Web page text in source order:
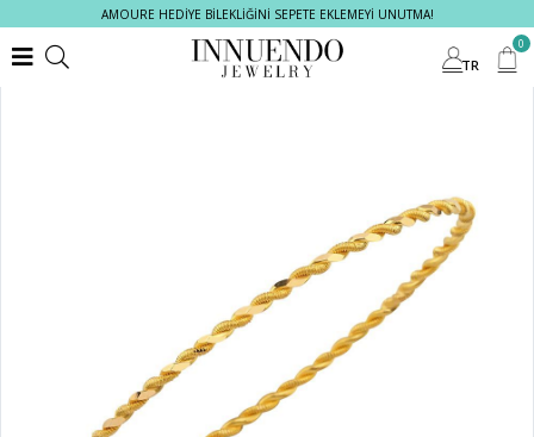
AMOURE HEDİYE BİLEKLİĞİNİ SEPETE EKLEMEYİ UNUTMA!
TR
0